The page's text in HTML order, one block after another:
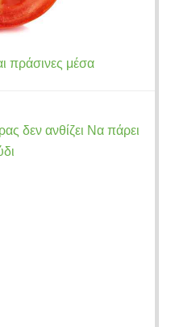
πράσινες μέσα
δεν ανθίζει Να πάρει